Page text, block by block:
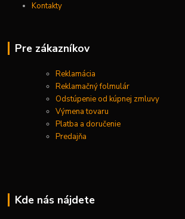
Kontakty
Pre zákazníkov
Reklamácia
Reklamačný folmulár
Odstúpenie od kúpnej zmluvy
Výmena tovaru
Platba a doručenie
Predajňa
Kde nás nájdete